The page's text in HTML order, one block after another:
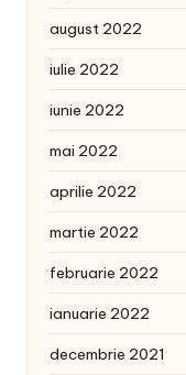
august 2022
iulie 2022
iunie 2022
mai 2022
aprilie 2022
martie 2022
februarie 2022
ianuarie 2022
decembrie 2021